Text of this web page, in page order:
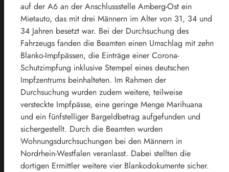
auf der A6 an der Anschlussstelle Amberg-Ost ein
Mietauto, das mit drei Männern im Alter von 31, 34 und
34 Jahren besetzt war. Bei der Durchsuchung des
Fahrzeugs fanden die Beamten einen Umschlag mit zehn
Blanko-Impfpässen, die Einträge einer Corona-
Schutzimpfung inklusive Stempel eines deutschen
Impfzentrums beinhalteten. Im Rahmen der
Durchsuchung wurden zudem weitere, teilweise
versteckte Impfpässe, eine geringe Menge Marihuana
und ein fünfstelliger Bargeldbetrag aufgefunden und
sichergestellt. Durch die Beamten wurden
Wohnungsdurchsuchungen bei den Männern in
Nordrhein-Westfalen veranlasst. Dabei stellten die
dortigen Ermittler weitere vier Blankodokumente sicher.